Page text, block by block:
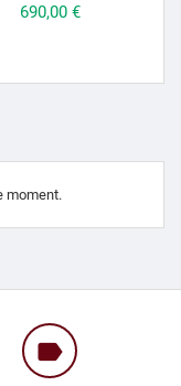
Prix
690,00 €
moment.
label